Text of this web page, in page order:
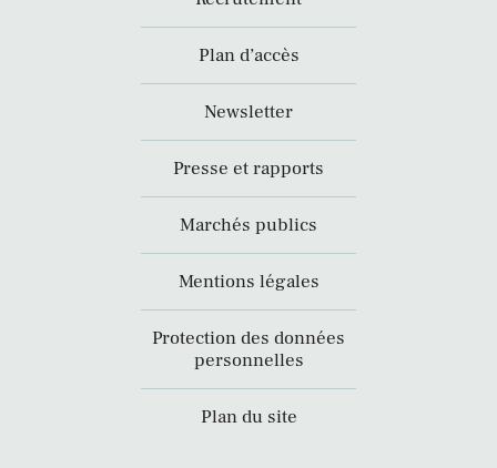
Plan d’accès
Newsletter
Presse et rapports
Marchés publics
Mentions légales
Protection des données
personnelles
Plan du site